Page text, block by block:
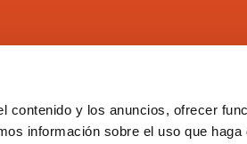
contenido y los anuncios, ofrecer
información sobre el uso que haga
Formación
Empleo